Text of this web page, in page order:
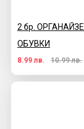
2 бр.
ОБУВКИ
8.99 лв. 10.99 лв.